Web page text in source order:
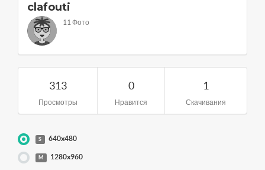
clafouti
11 Фото
313
Просмотры
0
Нравится
1
Скачивания
S 640x480
M 1280x960